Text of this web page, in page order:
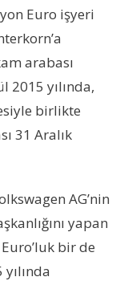
Euro işyeri
arabası
2015 yılında,
birlikte
31 Aralık
AG’nin
yapan
bir de